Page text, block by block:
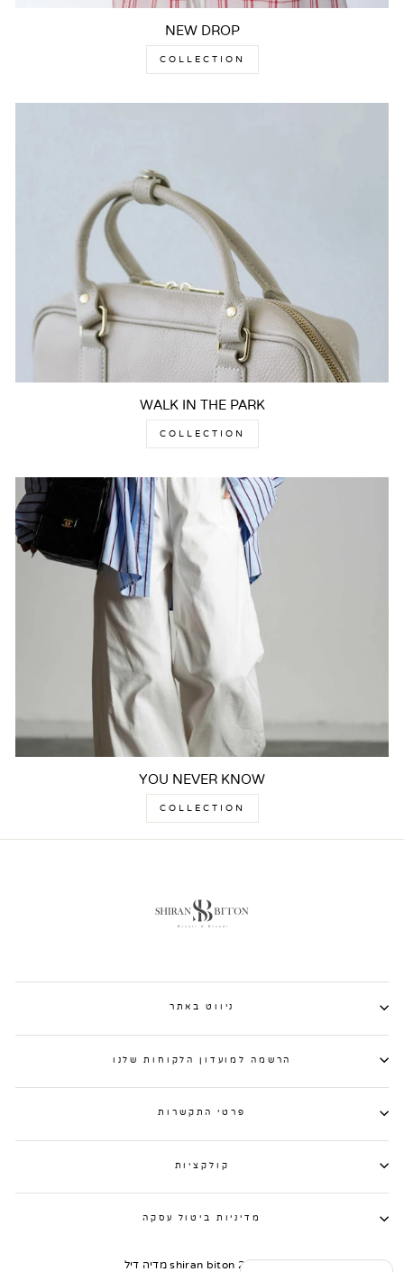
NEW DROP
COLLECTION
WALK IN THE PARK
COLLECTION
YOU NEVER KNOW
COLLECTION
ניווט באתר
הרשמה למועדון הלקוחות שלנו
פרטי התקשרות
קולקציות
מדיניות ביטול עסקה